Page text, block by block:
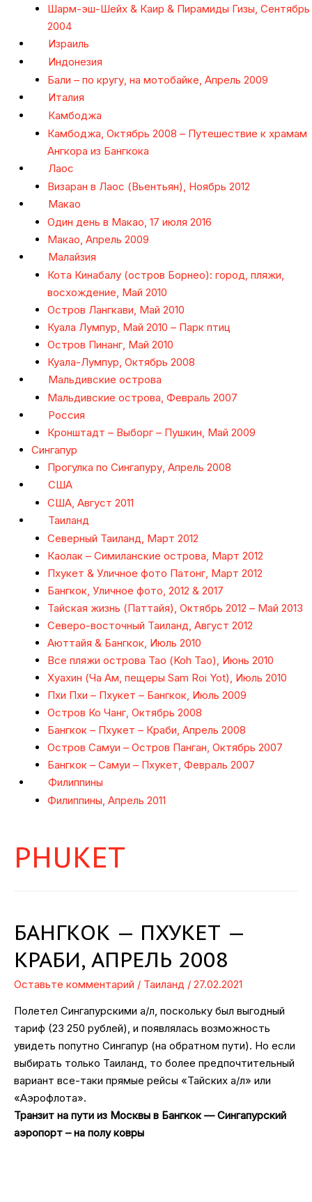
Шарм-эш-Шейх & Каир & Пирамиды Гизы, Сентябрь
2004
Израиль
Индонезия
Бали – по кругу, на мотобайке, Апрель 2009
Италия
Камбоджа
Камбоджа, Октябрь 2008 – Путешествие к храмам
Ангкора из Бангкока
Лаос
Визаран в Лаос (Вьентьян), Ноябрь 2012
Макао
Один день в Макао, 17 июля 2016
Макао, Апрель 2009
Малайзия
Кота Кинабалу (остров Борнео): город, пляжи,
восхождение, Май 2010
Остров Лангкави, Май 2010
Куала Лумпур, Май 2010 – Парк птиц
Остров Пинанг, Май 2010
Куала-Лумпур, Октябрь 2008
Мальдивские острова
Мальдивские острова, Февраль 2007
Россия
Кронштадт – Выборг – Пушкин, Май 2009
Сингапур
Прогулка по Сингапуру, Апрель 2008
США
США, Август 2011
Таиланд
Северный Таиланд, Март 2012
Каолак – Симиланские острова, Март 2012
Пхукет & Уличное фото Патонг, Март 2012
Бангкок, Уличное фото, 2012 & 2017
Тайская жизнь (Паттайя), Октябрь 2012 – Май 2013
Северо-восточный Таиланд, Август 2012
Аюттайя & Бангкок, Июль 2010
Все пляжи острова Тао (Koh Tao), Июнь 2010
Хуахин (Ча Ам, пещеры Sam Roi Yot), Июль 2010
Пхи Пхи – Пхукет – Бангкок, Июль 2009
Остров Ко Чанг, Октябрь 2008
Бангкок – Пхукет – Краби, Апрель 2008
Остров Самуи – Остров Панган, Октябрь 2007
Бангкок – Самуи – Пхукет, Февраль 2007
Филиппины
Филиппины, Апрель 2011
PHUKET
БАНГКОК — ПХУКЕТ —
КРАБИ, АПРЕЛЬ 2008
Оставьте комментарий / Таиланд / 27.02.2021
Полетел Сингапурскими а/л, поскольку был выгодный
тариф (23 250 рублей), и появлялась возможность
увидеть попутно Сингапур (на обратном пути). Но если
выбирать только Таиланд, то более предпочтительный
вариант все-таки прямые рейсы «Тайских а/л» или
«Аэрофлота».
Транзит на пути из Москвы в Бангкок — Сингапурский
аэропорт – на полу ковры